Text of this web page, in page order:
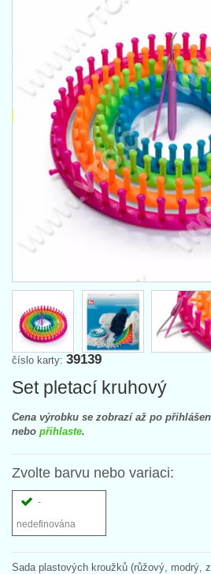
číslo karty: 39139
Set pletací kruhový
Cena výrobku se zobrazí až po
nebo přihlaste.
Zvolte barvu nebo variaci:
-
nedefinována
Sada plastových kroužků (růžový, modrý,